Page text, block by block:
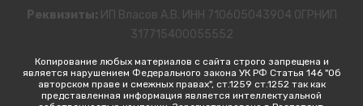
Реквизиты: ИП Власов А.В. ИНН 710605043904 ОГРНИП
317715400055552
Копирование любых материалов с сайта строго запрещена и
является нарушением Федерального закона УК РФ Статья 146 "Об
авторском праве и смежных правах", ст.1259 ст.1252 так как
представленная информация является интеллектуальной